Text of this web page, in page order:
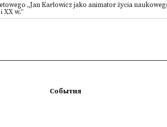
„Jan Karłowicz jako animator życia
w.”
События